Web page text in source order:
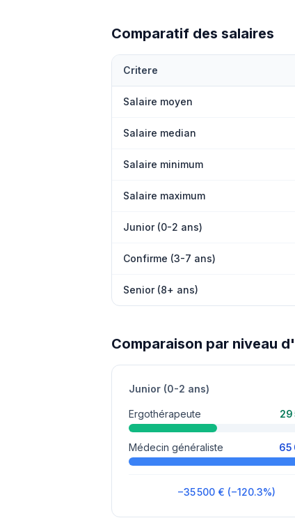
Comparatif des salaires
Critere
Salaire moyen
Salaire median
Salaire minimum
Salaire maximum
Junior (0-2 ans)
Confirme (3-7 ans)
Senior (8+ ans)
Comparaison par niveau
Junior (0-2 ans)
Ergothérapeute 29
Médecin généraliste 65
−35 500 € (−120.3%)